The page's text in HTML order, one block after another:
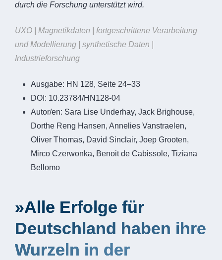
durch die Forschung unterstützt wird.
UXO | Magnetikdaten | fortgeschrittene Verarbeitung
und Modellierung | synthetische Daten |
Industrieforschung
Ausgabe: HN 128, Seite 24–33
DOI: 10.23784/HN128-04
Autor/en: Sara Lise Underhay, Jack Brighouse,
Dorthe Reng Hansen, Annelies Vanstraelen,
Oliver Thomas, David Sinclair, Joep Grooten,
Mirco Czerwonka, Benoit de Cabissole, Tiziana
Bellomo
»Alle Erfolge für
Deutschland haben ihre
Wurzeln in der